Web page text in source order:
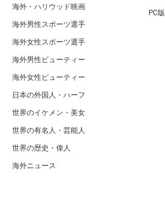
海外・ハリウッド映画
海外男性スポーツ選手
海外女性スポーツ選手
海外男性ビューティー
海外女性ビューティー
日本の外国人・ハーフ
世界のイケメン・美女
世界の有名人・芸能人
世界の歴史・偉人
海外ニュース
PC版